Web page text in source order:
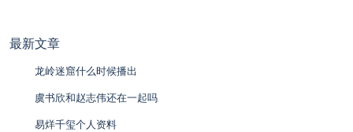
最新文章
龙岭迷窟什么时候播出
虞书欣和赵志伟还在一起吗
易烊千玺个人资料